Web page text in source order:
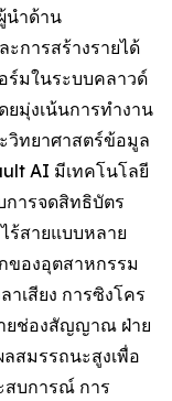
นำด้าน
การสร้างรายได้
ร์มในระบบคลาวด์
มุ่งเน้นการทำงาน
วิทยาศาสตร์ข้อมูล
AI มีเทคโนโลยี
การจดสิทธิบัตร
ร้สายแบบหลาย
องอุตสาหกรรม
เสียง การซิงโคร
ยช่องสัญญาณ ฝ่าย
สมรรถนะสูงเพื่อ
สบการณ์ การ